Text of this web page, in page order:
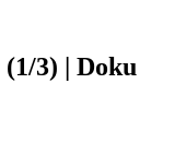
3) | Doku